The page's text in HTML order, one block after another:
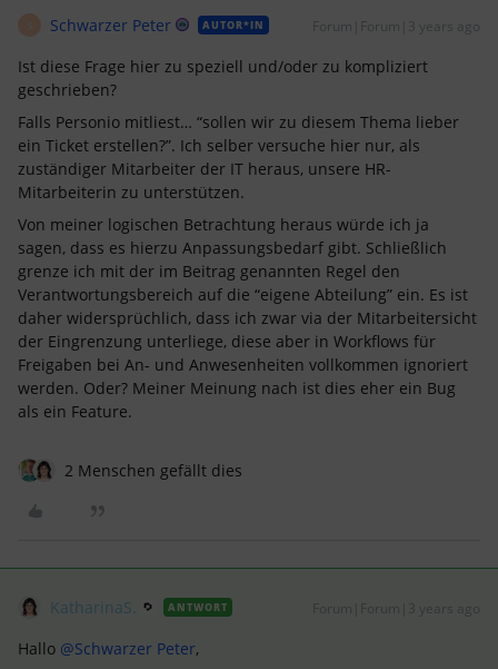
Schwarzer Peter AUTOR*IN Forum|Forum|3 years ago
Ist diese Frage hier zu speziell und/oder zu kompliziert
geschrieben?
Falls Personio mitliest… “sollen wir zu diesem Thema lieber
ein Ticket erstellen?”. Ich selber versuche hier nur, als
zuständiger Mitarbeiter der IT heraus, unsere HR-
Mitarbeiterin zu unterstützen.
Von meiner logischen Betrachtung heraus würde ich ja
sagen, dass es hierzu Anpassungsbedarf gibt. Schließlich
grenze ich mit der im Beitrag genannten Regel den
Verantwortungsbereich auf die “eigene Abteilung” ein. Es ist
daher widersprüchlich, dass ich zwar via der Mitarbeitersicht
der Eingrenzung unterliege, diese aber in Workflows für
Freigaben bei An- und Anwesenheiten vollkommen ignoriert
werden. Oder? Meiner Meinung nach ist dies eher ein Bug
als ein Feature.
2 Menschen gefällt dies
KatharinaS. ANTWORT
Hallo @Schwarzer Peter,